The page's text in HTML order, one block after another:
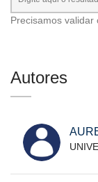
Precisamos validar
Autores